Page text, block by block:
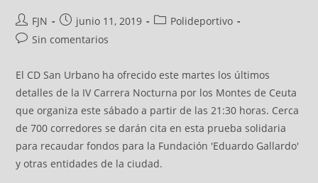
FJN junio 11, 2019
Polideportivo
Sin comentarios
El CD San Urbano ha ofrecido este martes los últimos
detalles de la IV Carrera Nocturna por los Montes de Ceuta
que organiza este sábado a partir de las 21:30 horas. Cerca
de 700 corredores se darán cita en esta prueba solidaria
para recaudar fondos para la Fundación 'Eduardo Gallardo'
y otras entidades de la ciudad.